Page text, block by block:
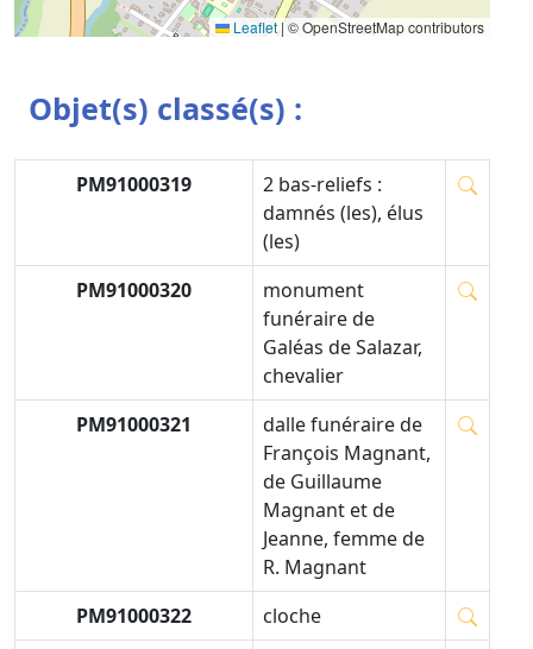
Leaflet |© OpenStreetMap contributors
Objet(s) classé(s) :
PM91000319
2 bas-reliefs :
damnés (les), élus
(les)
PM91000320
monument
funéraire de
Galéas de Salazar,
chevalier
PM91000321
dalle funéraire de
François Magnant,
de Guillaume
Magnant et de
Jeanne, femme de
R. Magnant
PM91000322
cloche